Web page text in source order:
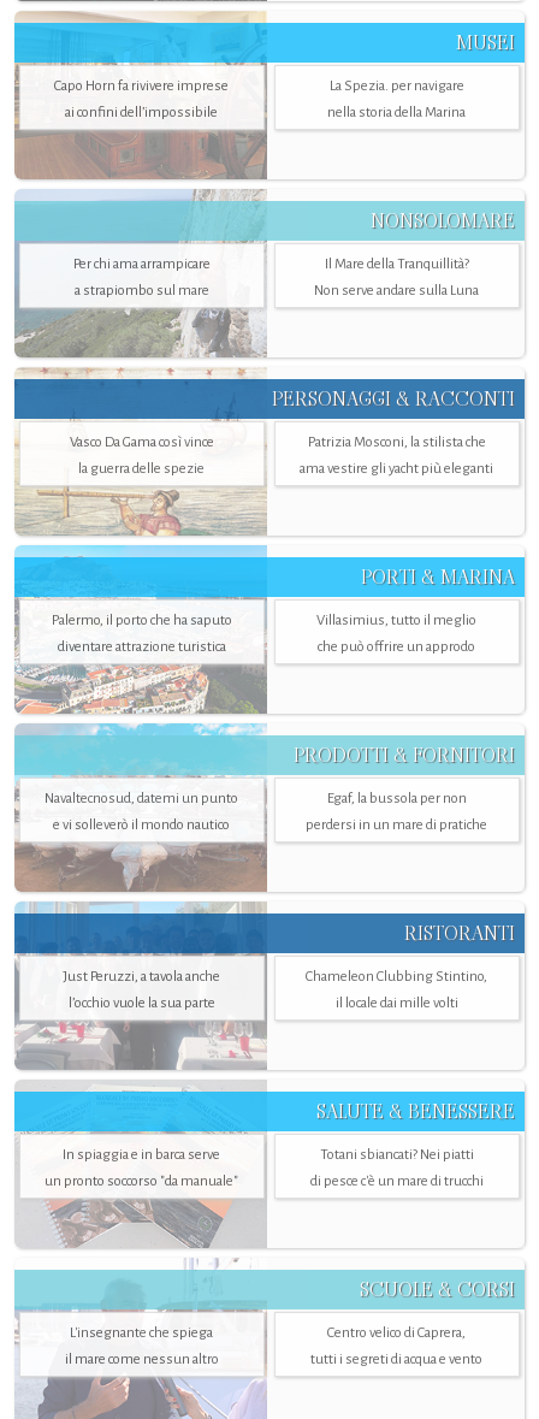
MUSEI
Capo Horn fa rivivere imprese
ai confini dell’impossibile
La Spezia. per navigare
nella storia della Marina
NONSOLOMARE
Per chi ama arrampicare
a strapiombo sul mare
Il Mare della Tranquillità?
Non serve andare sulla Luna
PERSONAGGI & RACCONTI
Vasco Da Gama così vince
la guerra delle spezie
Patrizia Mosconi, la stilista che
ama vestire gli yacht più eleganti
PORTI & MARINA
Palermo, il porto che ha saputo
diventare attrazione turistica
Villasimius, tutto il meglio
che può offrire un approdo
PRODOTTI & FORNITORI
Navaltecnosud, datemi un punto
e vi solleverò il mondo nautico
Egaf, la bussola per non
perdersi in un mare di pratiche
RISTORANTI
Just Peruzzi, a tavola anche
l’occhio vuole la sua parte
Chameleon Clubbing Stintino,
il locale dai mille volti
SALUTE & BENESSERE
In spiaggia e in barca serve
un pronto soccorso "da manuale"
Totani sbiancati? Nei piatti
di pesce c'è un mare di trucchi
SCUOLE & CORSI
L'insegnante che spiega
il mare come nessun altro
Centro velico di Caprera,
tutti i segreti di acqua e vento